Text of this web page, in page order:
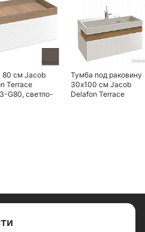
80 см Jacob
Terrace
G80, светло-
Тумба под раковину
30x100 см Jacob
Delafon Terrace